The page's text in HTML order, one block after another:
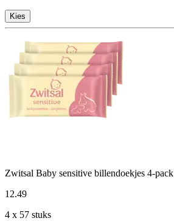
Kies
Zwitsal Baby sensitive billendoekjes 4-pack
12.49
4 x 57 stuks